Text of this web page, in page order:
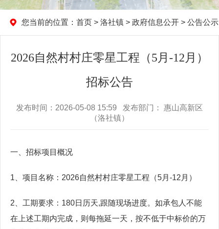
您当前的位置： 首页 > 洛社镇 > 政府信息公开 > 公告公示
2026自然村村庄零星工程（5月-12月）
招标公告
发布时间：2026-05-08 15:59 发布部门： 惠山高新区
（洛社镇）
一、招标项目概况
1、项目名称：2026自然村村庄零星工程（5月-12月）
2、工期要求：180日历天,跟随现场进度。如承包人不能
在上述工期内完成，则每拖延一天，按不低于中标价的万